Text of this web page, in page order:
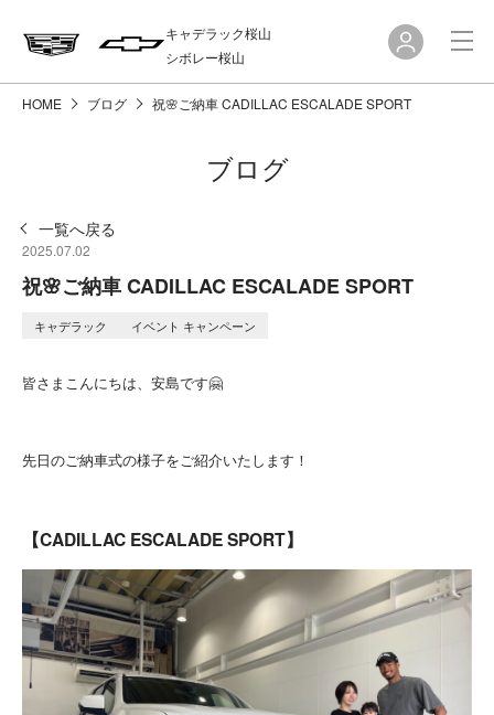
キャデラック桜山
シボレー桜山
HOME ブログ 祝🌸ご納車 CADILLAC ESCALADE SPORT
ブログ
一覧へ戻る
2025.07.02
祝🌸ご納車 CADILLAC ESCALADE SPORT
キャデラック イベント キャンペーン
皆さまこんにちは、安島です🤗
先日のご納車式の様子をご紹介いたします！
【CADILLAC ESCALADESPORT】